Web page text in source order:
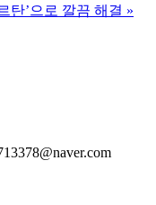
탄’으로 깔끔 해결 »